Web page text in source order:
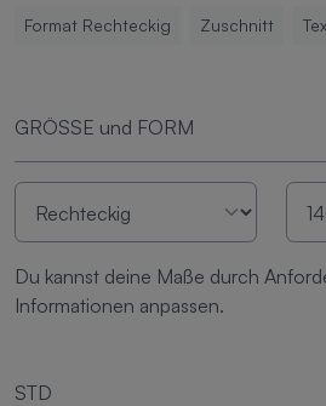
Format Rechteckig Zuschnitt
GRÖSSE und FORM
Du kannst deine Maße durch
Informationen anpassen.
STD